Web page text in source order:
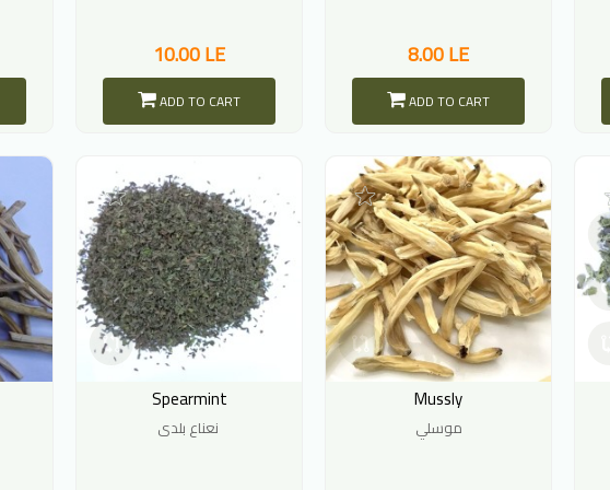
10.00 LE
ADD TO CART
8.00 LE
ADD TO CART
Spearmint Mussly
موسلي